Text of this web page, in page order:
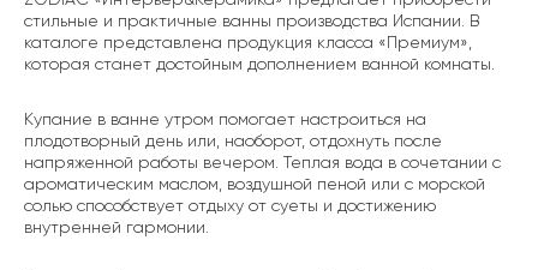
стильные и практичные ванны производства Испании. В
каталоге представлена продукция класса «Премиум»,
которая станет достойным дополнением ванной комнаты.
Купание в ванне утром помогает настроиться на
плодотворный день или, наоборот, отдохнуть после
напряженной работы вечером. Теплая вода в сочетании с
ароматическим маслом, воздушной пеной или с морской
солью способствует отдыху от суеты и достижению
внутренней гармонии.